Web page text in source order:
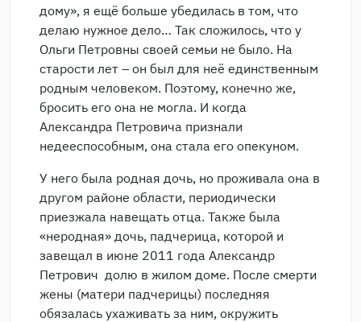
дому», я ещё больше убедилась в том, что
делаю нужное дело… Так сложилось, что у
Ольги Петровны своей семьи не было. На
старости лет – он был для неё единственным
родным человеком. Поэтому, конечно же,
бросить его она не могла. И когда
Александра Петровича признали
недееспособным, она стала его опекуном.
У него была родная дочь, но проживала она в
другом районе области, периодически
приезжала навещать отца. Также была
«неродная» дочь, падчерица, которой и
завещал в июне 2011 года Александр
Петрович долю в жилом доме. После смерти
жены (матери падчерицы) последняя
обязалась ухаживать за ним, окружить